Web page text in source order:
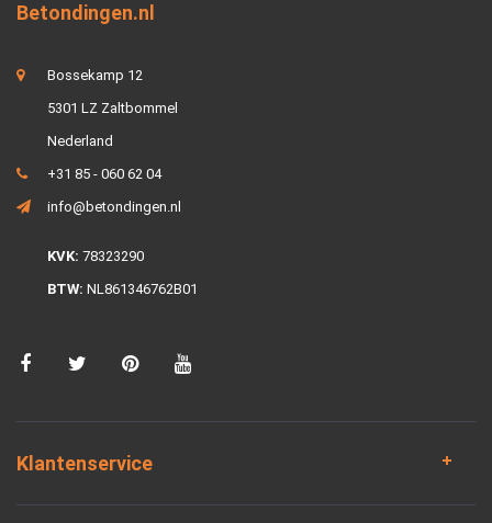
Betondingen.nl
Bossekamp 12
5301 LZ Zaltbommel
Nederland
+31 85 - 060 62 04
info@betondingen.nl
KVK: 78323290
BTW: NL861346762B01
Klantenservice